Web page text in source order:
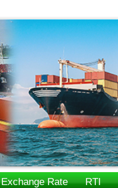
Exchange Rate RTI